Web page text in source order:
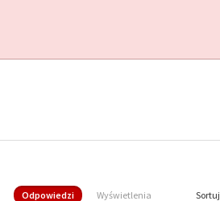
Odpowiedzi Wyświetlenia Sortuj